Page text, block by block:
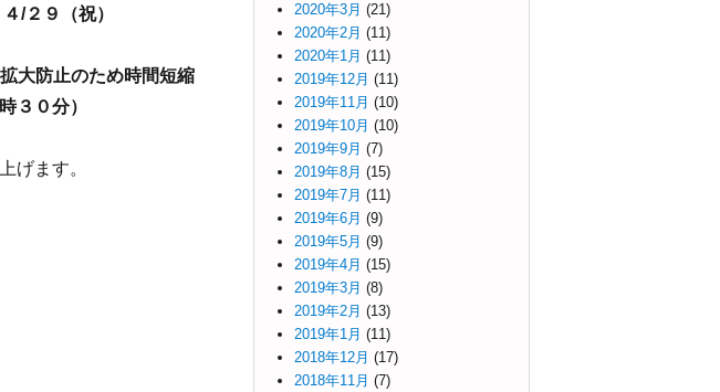
/２９（祝）
大防止のため時間短縮
３０分）
げます。
2020年3月 (21)
2020年2月 (11)
2020年1月 (11)
2019年12月 (11)
2019年11月 (10)
2019年10月 (10)
2019年9月 (7)
2019年8月 (15)
2019年7月 (11)
2019年6月 (9)
2019年5月 (9)
2019年4月 (15)
2019年3月 (8)
2019年2月 (13)
2019年1月 (11)
2018年12月 (17)
2018年11月 (7)